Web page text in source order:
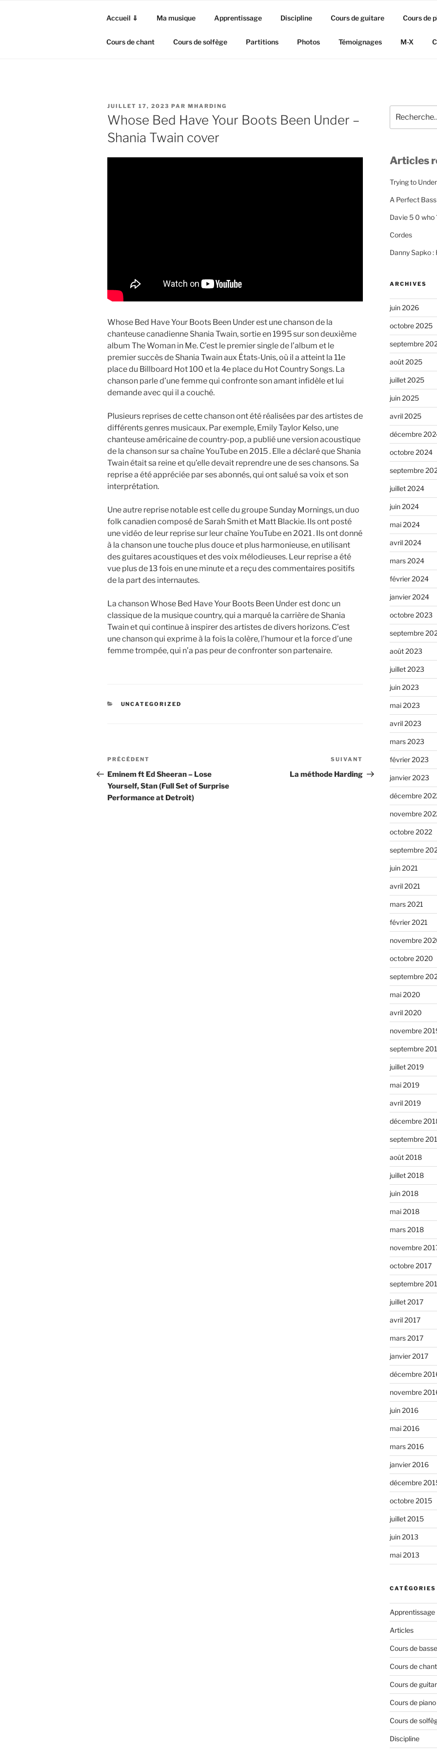
Accueil ⇓ Ma musique Apprentissage Discipline Cours de guitare Cours de
Cours de chant Cours de solfège Partitions Photos Témoignages M-X
PUBLIÉ
LE
JUILLET 17, 2023 PAR MHARDING
Whose Bed Have Your Boots Been Under –
Shania Twain cover
Whose Bed Have Your Boots Been Under est une chanson de la
chanteuse canadienne Shania Twain, sortie en 1995 sur son deuxième
album The Woman in Me. C’est le premier single de l’album et le
premier succès de Shania Twain aux États-Unis, où il a atteint la 11e
place du Billboard Hot 100 et la 4e place du Hot Country Songs. La
chanson parle d’une femme qui confronte son amant infidèle et lui
demande avec qui il a couché.
Plusieurs reprises de cette chanson ont été réalisées par des artistes de
différents genres musicaux. Par exemple, Emily Taylor Kelso, une
chanteuse américaine de country-pop, a publié une version acoustique
de la chanson sur sa chaîne YouTube en 2015 . Elle a déclaré que Shania
Twain était sa reine et qu’elle devait reprendre une de ses chansons. Sa
reprise a été appréciée par ses abonnés, qui ont salué sa voix et son
interprétation.
Une autre reprise notable est celle du groupe Sunday Mornings, un duo
folk canadien composé de Sarah Smith et Matt Blackie. Ils ont posté
une vidéo de leur reprise sur leur chaîne YouTube en 2021 . Ils ont donné
à la chanson une touche plus douce et plus harmonieuse, en utilisant
des guitares acoustiques et des voix mélodieuses. Leur reprise a été
vue plus de 13 fois en une minute et a reçu des commentaires positifs
de la part des internautes.
La chanson Whose Bed Have Your Boots Been Under est donc un
classique de la musique country, qui a marqué la carrière de Shania
Twain et qui continue à inspirer des artistes de divers horizons. C’est
une chanson qui exprime à la fois la colère, l’humour et la force d’une
femme trompée, qui n’a pas peur de confronter son partenaire.
CATÉGORIES
UNCATEGORIZED
Navigation
de
l’article
Article
précédent
PRÉCÉDENT
Eminem ft Ed Sheeran – Lose
Yourself, Stan (Full Set of Surprise
Performance at Detroit)
suivant
SUIVANT
La méthode Harding
pour
:
Articles
Trying to
A Perfect
Davie 5 0 who
Cordes
Danny Sapko :
ARCHIVES
juin 2026
octobre 2025
septembre
août 2025
juillet 2025
juin 2025
avril 2025
décembre
octobre 2024
septembre
juillet 2024
juin 2024
mai 2024
avril 2024
mars 2024
février 2024
janvier 2024
octobre 2023
septembre
août 2023
juillet 2023
juin 2023
mai 2023
avril 2023
mars 2023
février 2023
janvier 2023
décembre
novembre
octobre 2022
septembre
juin 2021
avril 2021
mars 2021
février 2021
novembre
octobre 2020
septembre
mai 2020
avril 2020
novembre
septembre
juillet 2019
mai 2019
avril 2019
décembre
septembre
août 2018
juillet 2018
juin 2018
mai 2018
mars 2018
novembre
octobre 2017
septembre
juillet 2017
avril 2017
mars 2017
janvier 2017
décembre
novembre
juin 2016
mai 2016
mars 2016
janvier 2016
décembre
octobre 2015
juillet 2015
juin 2013
mai 2013
CATÉGORIES
Apprentissage
Articles
Cours de basse
Cours de chant
Cours de
Cours de piano
Cours de
Discipline